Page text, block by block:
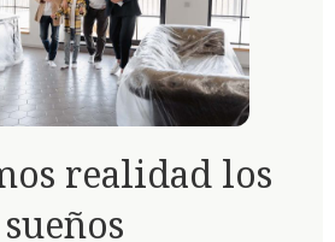
realidad los
sueños